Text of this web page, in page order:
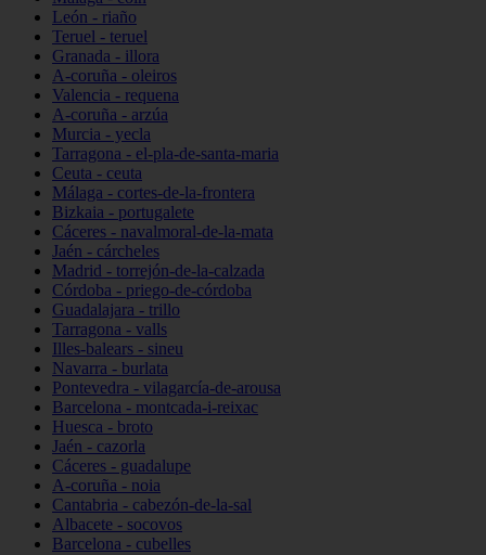
León - riaño
Teruel - teruel
Granada - illora
A-coruña - oleiros
Valencia - requena
A-coruña - arzúa
Murcia - yecla
Tarragona - el-pla-de-santa-maria
Ceuta - ceuta
Málaga - cortes-de-la-frontera
Bizkaia - portugalete
Cáceres - navalmoral-de-la-mata
Jaén - cárcheles
Madrid - torrejón-de-la-calzada
Córdoba - priego-de-córdoba
Guadalajara - trillo
Tarragona - valls
Illes-balears - sineu
Navarra - burlata
Pontevedra - vilagarcía-de-arousa
Barcelona - montcada-i-reixac
Huesca - broto
Jaén - cazorla
Cáceres - guadalupe
A-coruña - noia
Cantabria - cabezón-de-la-sal
Albacete - socovos
Barcelona - cubelles